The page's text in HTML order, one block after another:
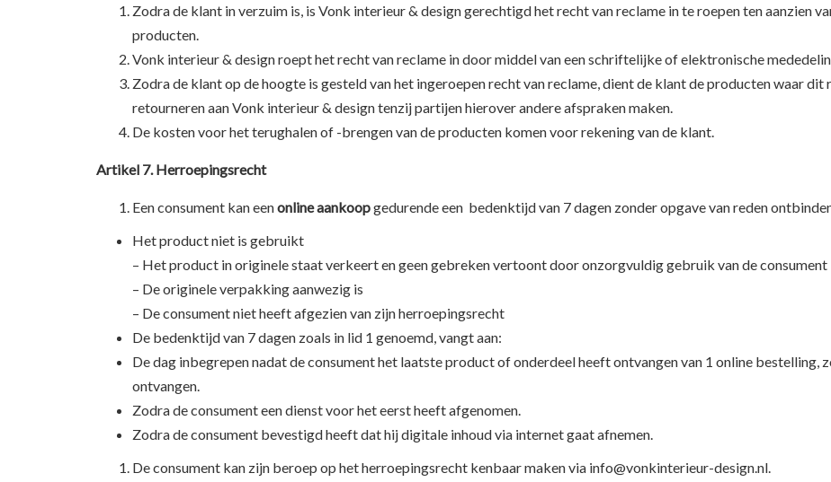
Zodra de klant in verzuim is, is Vonk interieur & design gerechtigd het recht van reclame in te roepen ten aanzien
producten.
Vonk interieur & design roept het recht van reclame in door middel van een schriftelijke of elektronische
Zodra de klant op de hoogte is gesteld van het ingeroepen recht van reclame, dient de klant de producten waar
retourneren aan Vonk interieur & design tenzij partijen hierover andere afspraken maken.
De kosten voor het terughalen of -brengen van de producten komen voor rekening van de klant.
Artikel 7. Herroepingsrecht
Een consument kan eenonline aankoopgedurende een bedenktijd van 7 dagen zonder opgave van reden
Het product niet is gebruikt
– Het product in originele staat verkeert en geen gebreken vertoont door onzorgvuldig gebruik van de consument
– De originele verpakking aanwezig is
– De consument niet heeft afgezien van zijn herroepingsrecht
De bedenktijd van 7 dagen zoals in lid 1 genoemd, vangt aan:
De dag inbegrepen nadat de consument het laatste product of onderdeel heeft ontvangen van 1 online bestelling,
ontvangen.
Zodra de consument een dienst voor het eerst heeft afgenomen.
Zodra de consument bevestigd heeft dat hij digitale inhoud via internet gaat afnemen.
De consument kan zijn beroep op het herroepingsrecht kenbaar maken via info@vonkinterieur-design.nl.